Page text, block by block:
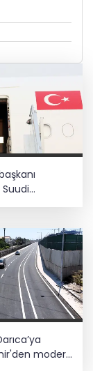
yolcusu
modern